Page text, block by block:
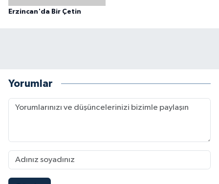
Erzincan'da Bir Çetin
Yorumlar